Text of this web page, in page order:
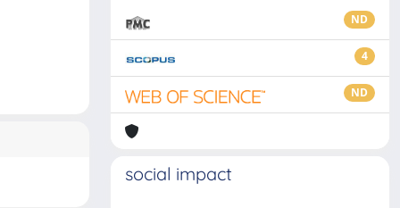
ND
4
ND
social impact